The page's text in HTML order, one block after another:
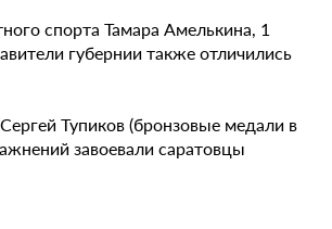
спорта Тамара Амелькина, 1
губернии также отличились
Тупиков (бронзовые медали в
завоевали саратовцы